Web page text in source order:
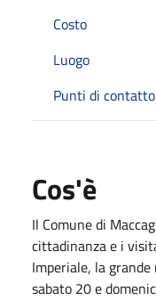
Costo
Luogo
Punti di contatto
Cos'è
Il Comune di
cittadinanza e i
Imperiale, la
sabato 20 e